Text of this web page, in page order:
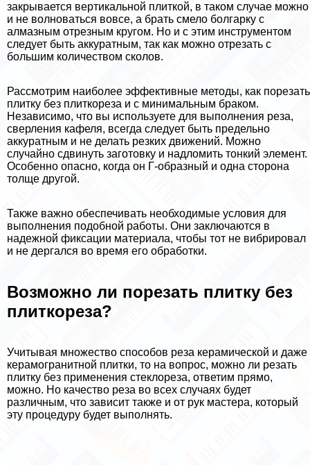
закрывается вертикальной плиткой, в таком случае можно
и не волноваться вовсе, а брать смело болгарку с
алмазным отрезным кругом. Но и с этим инструментом
следует быть аккуратным, так как можно отрезать с
большим количеством сколов.
Рассмотрим наиболее эффективные методы, как порезать
плитку без плиткореза и с минимальным бpaком.
Независимо, что вы используете для выполнения реза,
сверления кафеля, всегда следует быть предельно
аккуратным и не делать резких движений. Можно
случайно сдвинуть заготовку и надломить тонкий элемент.
Особенно опасно, когда он Г-образный и одна сторона
толще другой.
Также важно обеспечивать необходимые условия для
выполнения подобной работы. Они заключаются в
надежной фиксации материала, чтобы тот не вибрировал
и не дергался во время его обработки.
Возможно ли порезать плитку без
плиткореза?
Учитывая множество способов реза керамической и даже
керамогранитной плитки, то на вопрос, можно ли резать
плитку без применения стеклореза, ответим прямо,
можно. Но качество реза во всех случаях будет
различным, что зависит также и от рук мастера, который
эту процедуру будет выполнять.